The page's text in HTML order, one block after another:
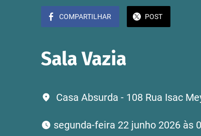
COMPARTILHAR POST
Sala Vazia
Casa Absurda - 108 Rua Isac
segunda-feira 22 junho 2026 às